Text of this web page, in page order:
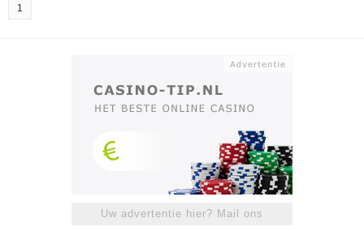
1
Uw advertentie hier? Mail ons